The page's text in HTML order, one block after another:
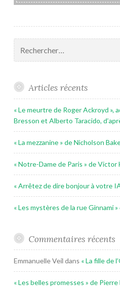
Articles récents
« Le meurtre de Roger Ackroyd »,
Bresson et Alberto Taracido,
« La mezzanine » de Nicholson
« Notre-Dame de Paris » de Victor
« Arrêtez de dire bonjour à votre
« Les mystères de la rue Ginnami
Commentaires récents
Emmanuelle Veil dans « La fille de
« Les belles promesses » de